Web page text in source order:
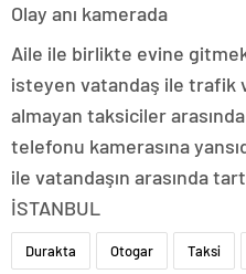
Olay anı kamerada
Aile ile birlikte evine
isteyen vatandaş ile trafik
almayan taksiciler
telefonu kamerasına
ile vatandaşın arasında
İSTANBUL
Durakta Otogar Taksi